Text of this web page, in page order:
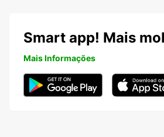
Smart app! Mais
Mais Informações